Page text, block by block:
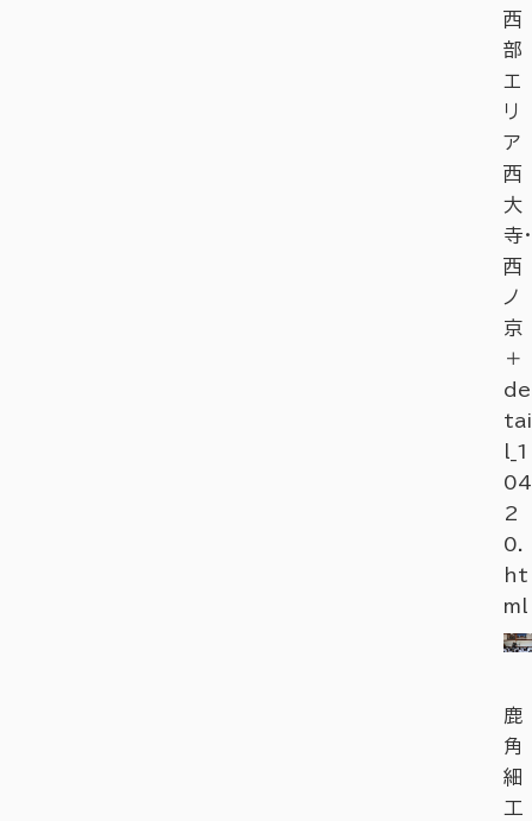
西
部
エ
リ
ア
西
大
寺・
西
ノ
京
＋
de
tai
l_1
04
2
0.
ht
ml
鹿
角
細
工